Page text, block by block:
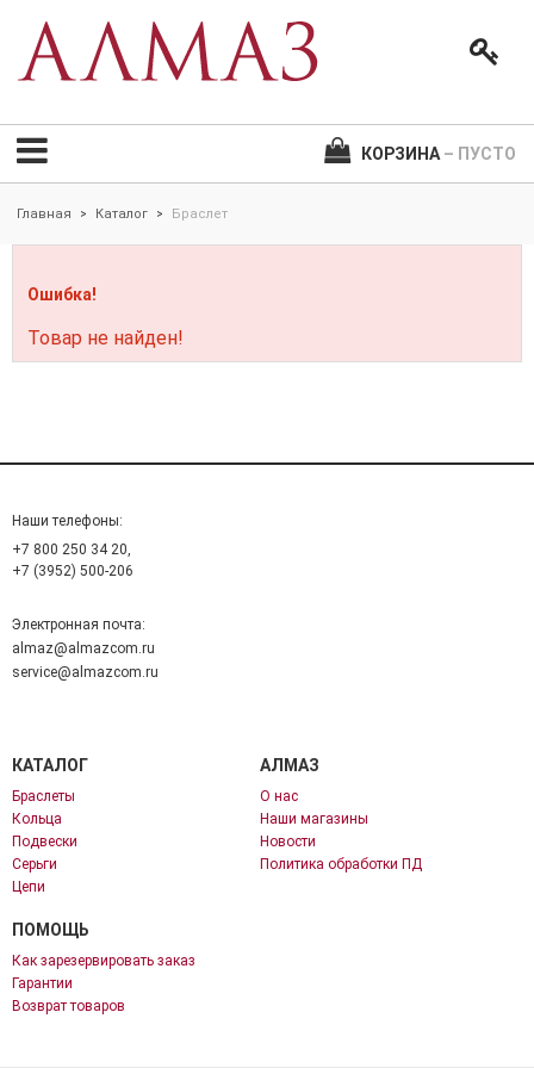
КОРЗИНА – ПУСТО
Главная > Каталог > Браслет
Ошибка!
Товар не найден!
Наши телефоны:
+7 800 250 34 20,
+7 (3952) 500-206
Электронная почта:
almaz@almazcom.ru
service@almazcom.ru
КАТАЛОГ
Браслеты
Кольца
Подвески
Серьги
Цепи
АЛМАЗ
О нас
Наши магазины
Новости
Политика обработки ПД
ПОМОЩЬ
Как зарезервировать заказ
Гарантии
Возврат товаров